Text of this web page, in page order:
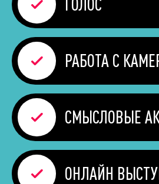
ГОЛОС
РАБОТА С
СМЫСЛОВЫЕ
ОНЛАЙН